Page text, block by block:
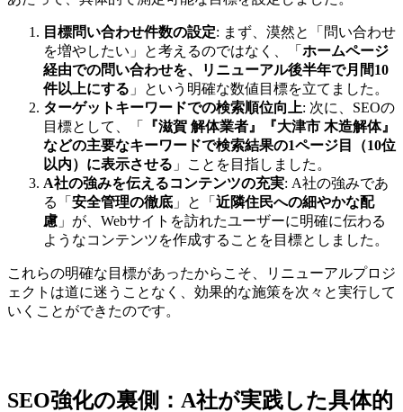
目標問い合わせ件数の設定: まず、漠然と「問い合わせ
を増やしたい」と考えるのではなく、「 ホームページ
経由での問い合わせを、リニューアル後半年で月間10
件以上にする 」という明確な数値目標を立てました。
ターゲットキーワードでの検索順位向上: 次に、SEOの
目標として、「
『滋賀 解体業者』『大津市 木造解体』
などの主要なキーワードで検索結果の1ページ目（10位
以内）に表示させる 」ことを目指しました。
A社の強みを伝えるコンテンツの充実: A社の強みであ
る「 安全管理の徹底 」と「 近隣住民への細やかな配
慮 」が、Webサイトを訪れたユーザーに明確に伝わる
ようなコンテンツを作成することを目標としました。
これらの明確な目標があったからこそ、リニューアルプロジ
ェクトは道に迷うことなく、効果的な施策を次々と実行して
いくことができたのです。
SEO強化の裏側：A社が実践した具体的